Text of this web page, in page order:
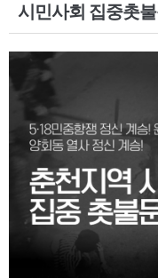
시민사회 집중촛